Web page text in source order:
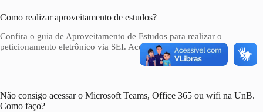
Como realizar aproveitamento de estudos?
Confira o guia de Aproveitamento de Estudos para realizar o
peticionamento eletrônico via SEI. Acesseaqui
Não consigo acessar o Microsoft Teams, Office 365 ou wifi na UnB.
Como faço?